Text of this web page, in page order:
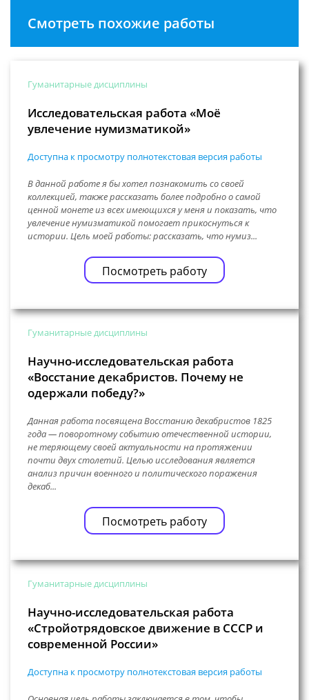
Смотреть похожие работы
Гуманитарные дисциплины
Исследовательская работа «Моё
увлечение нумизматикой»
Доступна к просмотру полнотекстовая версия работы
В данной работе я бы хотел познакомить со своей
коллекцией, также рассказать более подробно о самой
ценной монете из всех имеющихся у меня и показать, что
увлечение нумизматикой помогает прикоснуться к
истории. Цель моей работы: рассказать, что нумиз...
Посмотреть работу
Гуманитарные дисциплины
Научно-исследовательская работа
«Восстание декабристов. Почему не
одержали победу?»
Данная работа посвящена Восстанию декабристов 1825
года — поворотному событию отечественной истории,
не теряющему своей актуальности на протяжении
почти двух столетий. Целью исследования является
анализ причин военного и политического поражения
декаб...
Посмотреть работу
Гуманитарные дисциплины
Научно-исследовательская работа
«Стройотрядовское движение в СССР и
современной России»
Доступна к просмотру полнотекстовая версия работы